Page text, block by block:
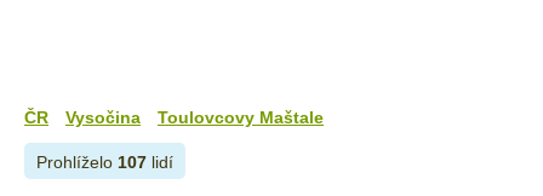
ČR Vysočina Toulovcovy Maštale
Prohlíželo 107 lidí